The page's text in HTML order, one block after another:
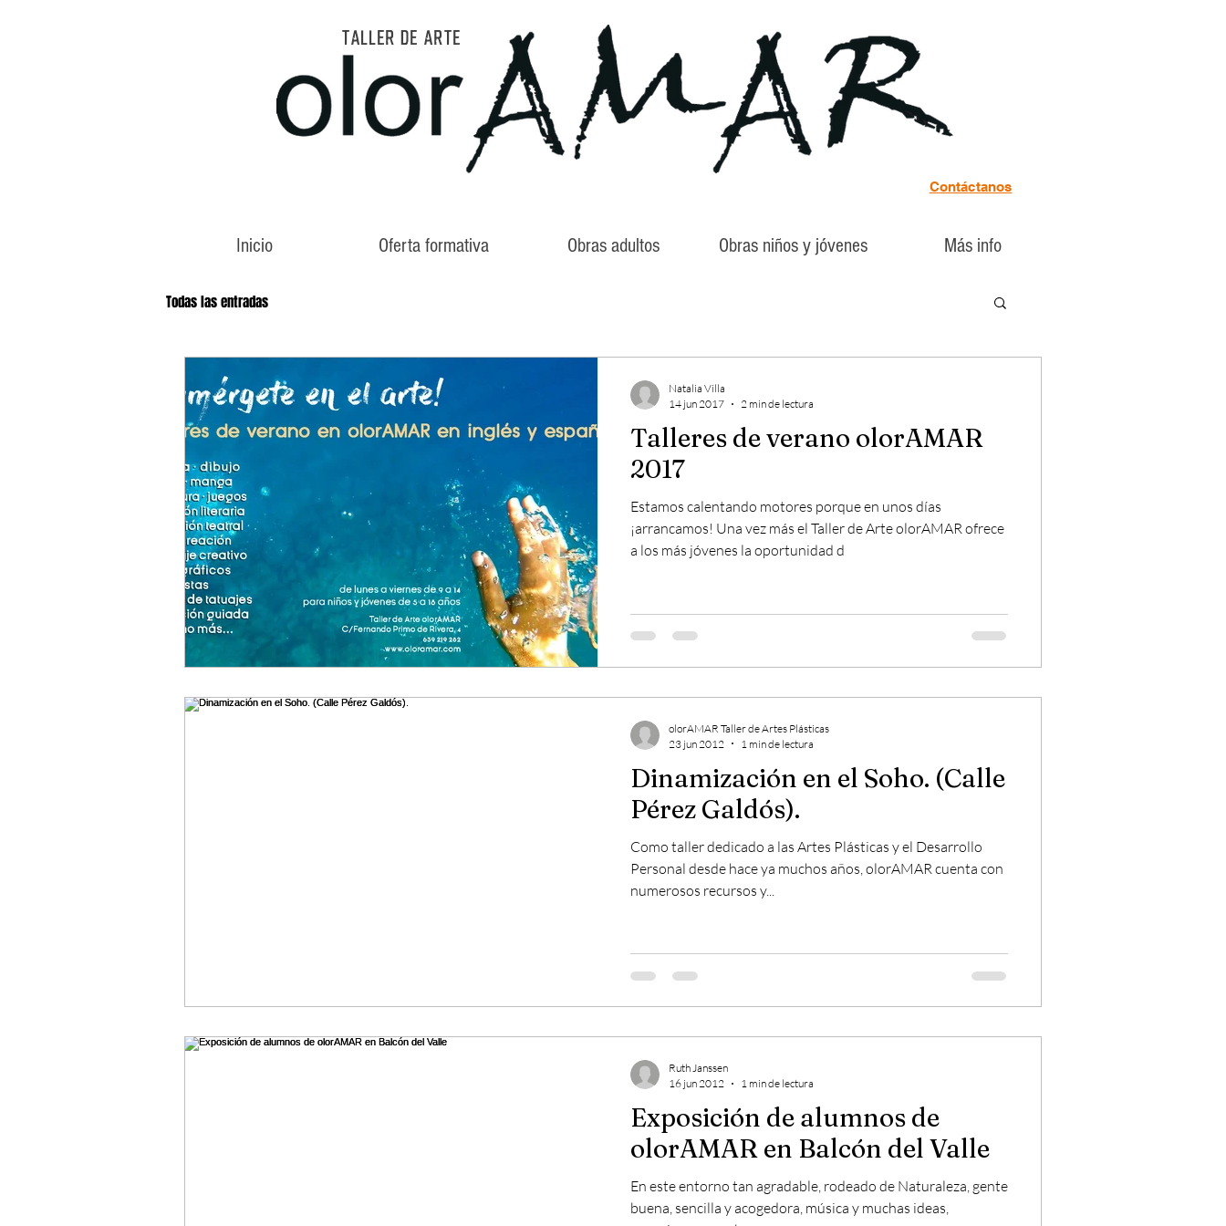
TALLER DE ARTE
Contáctanos
Inicio Oferta formativa Obras adultos Obras niños y jóvenes Más info
Todas las entradas
Talleres de verano olorAMAR
2017
Estamos calentando motores porque en unos días
¡arrancamos! Una vez más el Taller de Arte olorAMAR ofrece
a los más jóvenes la oportunidad d
Natalia Villa
14 jun 2017
2 min de lectura
Dinamización en el Soho. (Calle
Pérez Galdós).
Como taller dedicado a las Artes Plásticas y el Desarrollo
Personal desde hace ya muchos años, olorAMAR cuenta con
numerosos recursos y...
olorAMAR Taller de Artes Plásticas
23 jun 2012
1 min de lectura
Exposición de alumnos de
olorAMAR en Balcón del Valle
En este entorno tan agradable, rodeado de Naturaleza, gente
buena, sencilla y acogedora, música y muchas ideas,
Ruth Janssen
16 jun 2012
1 min de lectura